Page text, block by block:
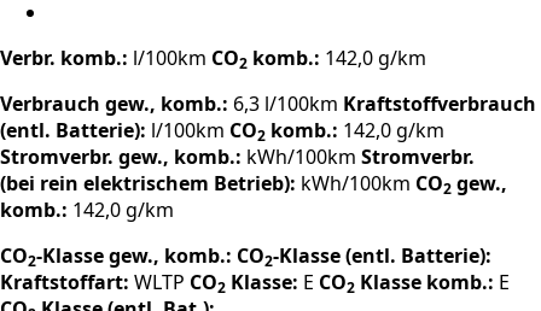
Verbr. komb.: l/100km CO2 komb.: 142,0 g/km
Verbrauch gew., komb.: 6,3 l/100km Kraftstoffverbrauch
(entl. Batterie): l/100km CO2 komb.: 142,0 g/km
Stromverbr. gew., komb.: kWh/100km Stromverbr.
(bei rein elektrischem Betrieb): kWh/100km CO2 gew.,
komb.: 142,0 g/km
CO2-Klasse gew., komb.: CO2-Klasse (entl. Batterie):
Kraftstoffart: WLTP CO2 Klasse: E CO2 Klasse komb.: E